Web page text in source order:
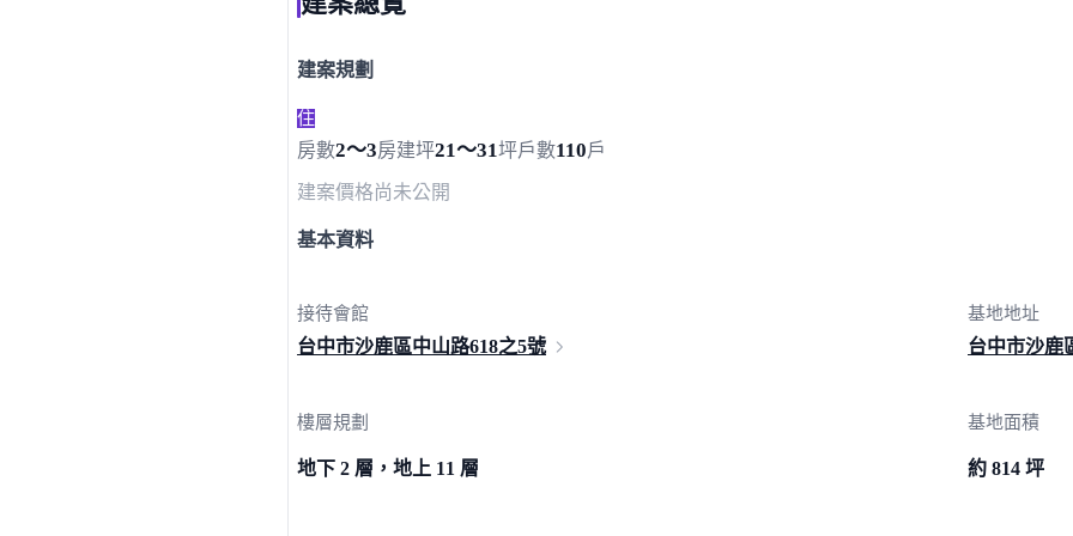
建案規劃
住
房數2～3房建坪21～31坪戶數110戶
建案價格尚未公開
基本資料
接待會館
台中市沙鹿區中山路618之5號
基地地址
台中市沙鹿
樓層規劃
地下 2 層，地上 11 層
基地面積
約 814 坪